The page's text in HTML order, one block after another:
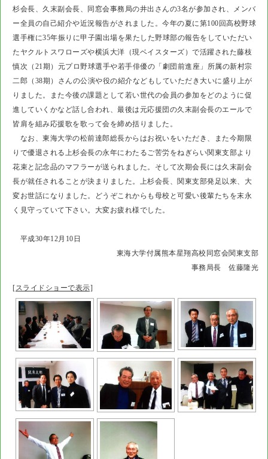
杉会長、久末副会長、同窓会事務局の井出さんの3名が参加され、メンバ
ー全員の自己紹介や近況報告がされました。今年の夏に第100回高校野球
選手権に35年振りに甲子園出場を果たした野球部の報告をしていただい
たヤクルトスワローズや横浜大洋（現ベイスターズ）で活躍された藤枝
慎次（21期）元プロ野球選手や若手俳優の「劇団前進座」所属の新村宗
二郎（38期）さんの公演や役の紹介などもしていただき大いに盛り上が
りました。また今後の課題として若い世代の会員の参加をどのように促
進していくかなど話し合われ、最後は元応援団の久末副会長のエールで
皆肩を組み応援歌を歌って会を締め括りました。
なお、東海大学の松前達郎総長からはお祝いをいただき、また今期限
りで優退される上杉会長の永年にわたるご苦労をねぎらい関東支部より
花束と記念品のマフラーが送られました。そして次期会長には久末副会
長が就任されることが決まりました。上杉会長、関東支部発足以来、大
変お世話になりました。どうぞこれからも母校と可愛い後輩たちを末永
く見守っていて下さい。大変お疲れ様でした。
平成30年12月10日
東海大学付属熊本星翔高校同窓会関東支部
事務局長 佐藤隆光
[スライドショーで表示]